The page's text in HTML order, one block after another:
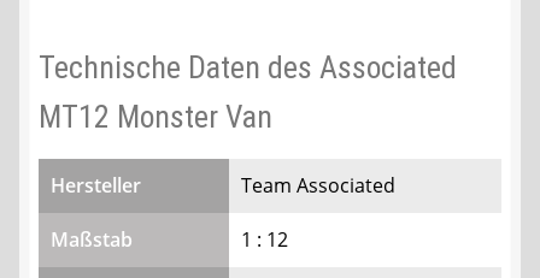
Technische Daten des Associated
MT12 Monster Van
Hersteller Team Associated
Maßstab 1 : 12